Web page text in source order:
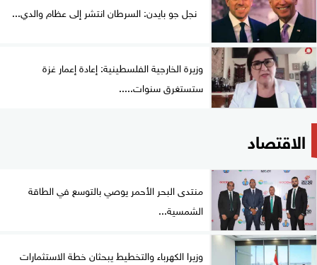
نجل جو بايدن: السرطان انتشر إلى عظام والدي...
وزيرة الخارجية الفلسطينية: إعادة إعمار غزة
ستستغرق سنوات.....
الاقتصاد
منتدى البحر الأحمر يوصي بالتوسع في الطاقة
الشمسية...
وزيرا الكهرباء والتخطيط يبحثان خطة الاستثمارات